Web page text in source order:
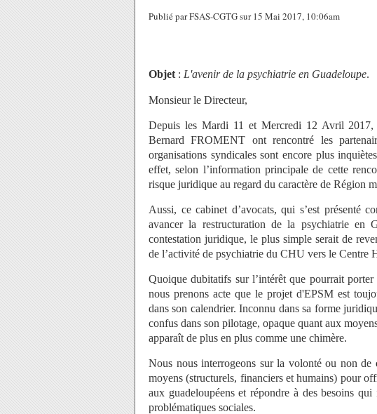
Publié par FSAS-CGTG sur 15 Mai 2017, 10:06am
Objet : L'avenir de la psychiatrie en Guadeloupe.
Monsieur le Directeur,
Depuis les Mardi 11 et Mercredi 12 Avril
Bernard FROMENT ont rencontré les
organisations syndicales sont encore plus
effet, selon l’information principale de cette
risque juridique au regard du caractère de Région
Aussi, ce cabinet d’avocats, qui s’est présenté
avancer la restructuration de la psychiatrie en
contestation juridique, le plus simple serait de
de l’activité de psychiatrie du CHU vers le Centre
Quoique dubitatifs sur l’intérêt que pourrait
nous prenons acte que le projet d'EPSM est
dans son calendrier. Inconnu dans sa forme
confus dans son pilotage, opaque quant aux
apparaît de plus en plus comme une chimère.
Nous nous interrogeons sur la volonté ou non
moyens (structurels, financiers et humains) pour
aux guadeloupéens et répondre à des besoins
problématiques sociales.